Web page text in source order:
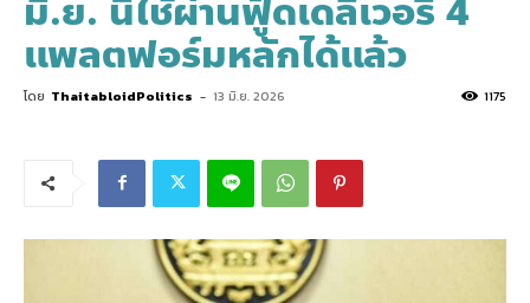
มิ.ย. นี้ใช้ผ่านฟู้ดเดลิเวอรี 4
แพลตฟอร์มหลักได้แล้ว
โดย ThaitabloidPolitics - 13 มิ.ย. 2026 1175